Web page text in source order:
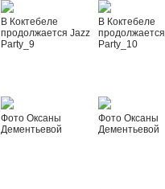
В Коктебеле
продолжается Jazz
Party_9
В Коктебеле
Party_10
Фото Оксаны
Дементьевой
Фото Оксаны
Дементьевой